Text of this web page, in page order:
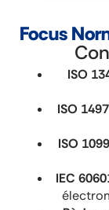
Focus
ISO
ISO
ISO
IEC